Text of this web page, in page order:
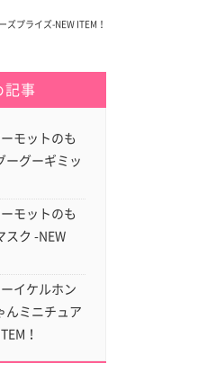
プライズ-NEW ITEM！
記事
モットのも
ーグーギミッ
モットのも
スク -NEW
イケルホン
んミニチュア
！